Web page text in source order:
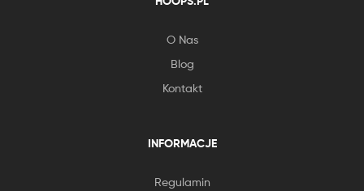
O Nas
Blog
Kontakt
INFORMACJE
Regulamin